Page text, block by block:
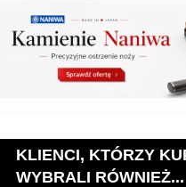
KLIENCI, KTÓRZY
WYBRALI RÓWNIEŻ...